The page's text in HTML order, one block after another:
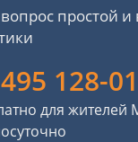
простой
128-
для